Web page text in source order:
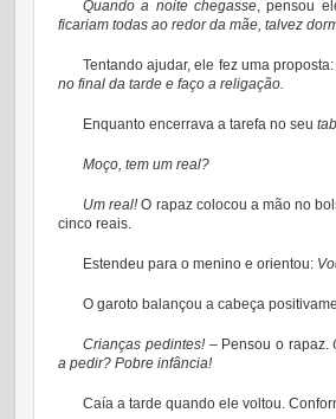
Quando a noite chegasse, pensou
ficariam todas ao redor da mãe, talvez
Tentando ajudar, ele fez uma proposta:
no final da tarde e faço a religação.
Enquanto encerrava a tarefa no seu
Moço, tem um real?
Um real!O rapaz colocou a mão no
cinco reais.
Estendeu para o menino e orientou:
O garoto balançou a cabeça
Crianças pedintes!– Pensou o rapaz.
a pedir? Pobre infância!
Caía a tarde quando ele voltou.